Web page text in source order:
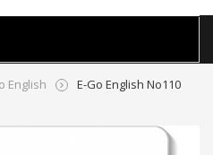
English E-Go English No110